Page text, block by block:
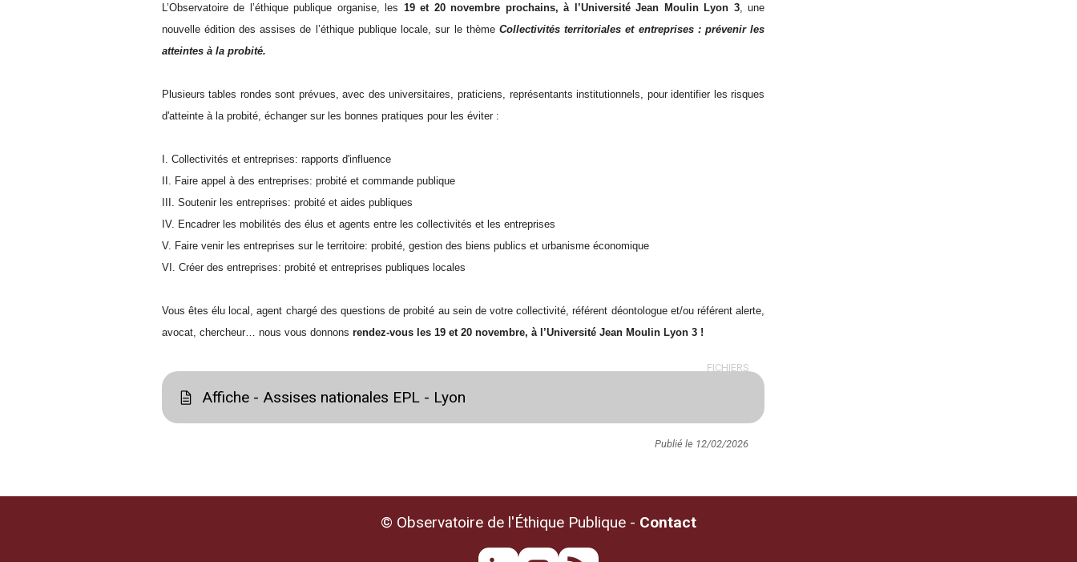
L’Observatoire de l’éthique publique organise, les 19 et 20 novembre prochains, à l’Université Jean Moulin Lyon 3, une
nouvelle édition des assises de l’éthique publique locale, sur le thème Collectivités territoriales et entreprises : prévenir les
atteintes à la probité.
Plusieurs tables rondes sont prévues, avec des universitaires, praticiens, représentants institutionnels, pour identifier les risques
d'atteinte à la probité, échanger sur les bonnes pratiques pour les éviter :
I. Collectivités et entreprises: rapports d'influence
II. Faire appel à des entreprises: probité et commande publique
III. Soutenir les entreprises: probité et aides publiques
IV. Encadrer les mobilités des élus et agents entre les collectivités et les entreprises
V. Faire venir les entreprises sur le territoire: probité, gestion des biens publics et urbanisme économique
VI. Créer des entreprises: probité et entreprises publiques locales
Vous êtes élu local, agent chargé des questions de probité au sein de votre collectivité, référent déontologue et/ou référent alerte,
avocat, chercheur… nous vous donnons rendez-vous les 19 et 20 novembre, à l’Université Jean Moulin Lyon 3 !
FICHIERS
Affiche - Assises nationales EPL - Lyon
Publié le 12/02/2026
© Observatoire de l'Éthique Publique - Contact